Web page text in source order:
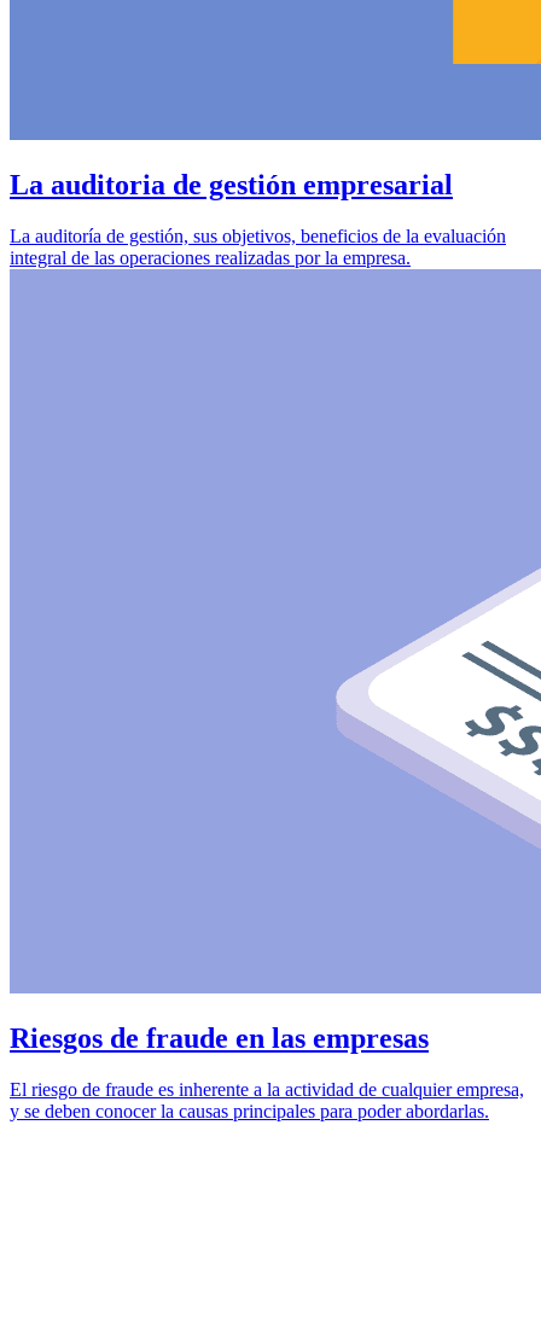
La auditoria de gestión empresarial
La auditoría de gestión, sus objetivos, beneficios de la evaluación
integral de las operaciones realizadas por la empresa.
Riesgos de fraude en las empresas
El riesgo de fraude es inherente a la actividad de cualquier empresa,
y se deben conocer la causas principales para poder abordarlas.